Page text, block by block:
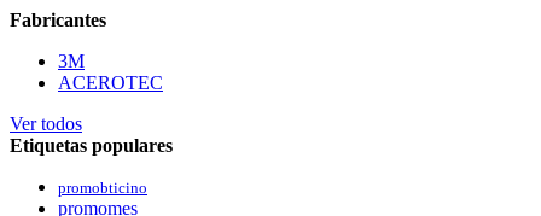
Fabricantes
3M
ACEROTEC
Ver todos
Etiquetas populares
promobticino
promomes